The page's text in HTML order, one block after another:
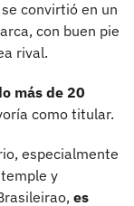
convirtió en un
con buen pie
rival.
más de 20
como titular.
especialmente
y
es